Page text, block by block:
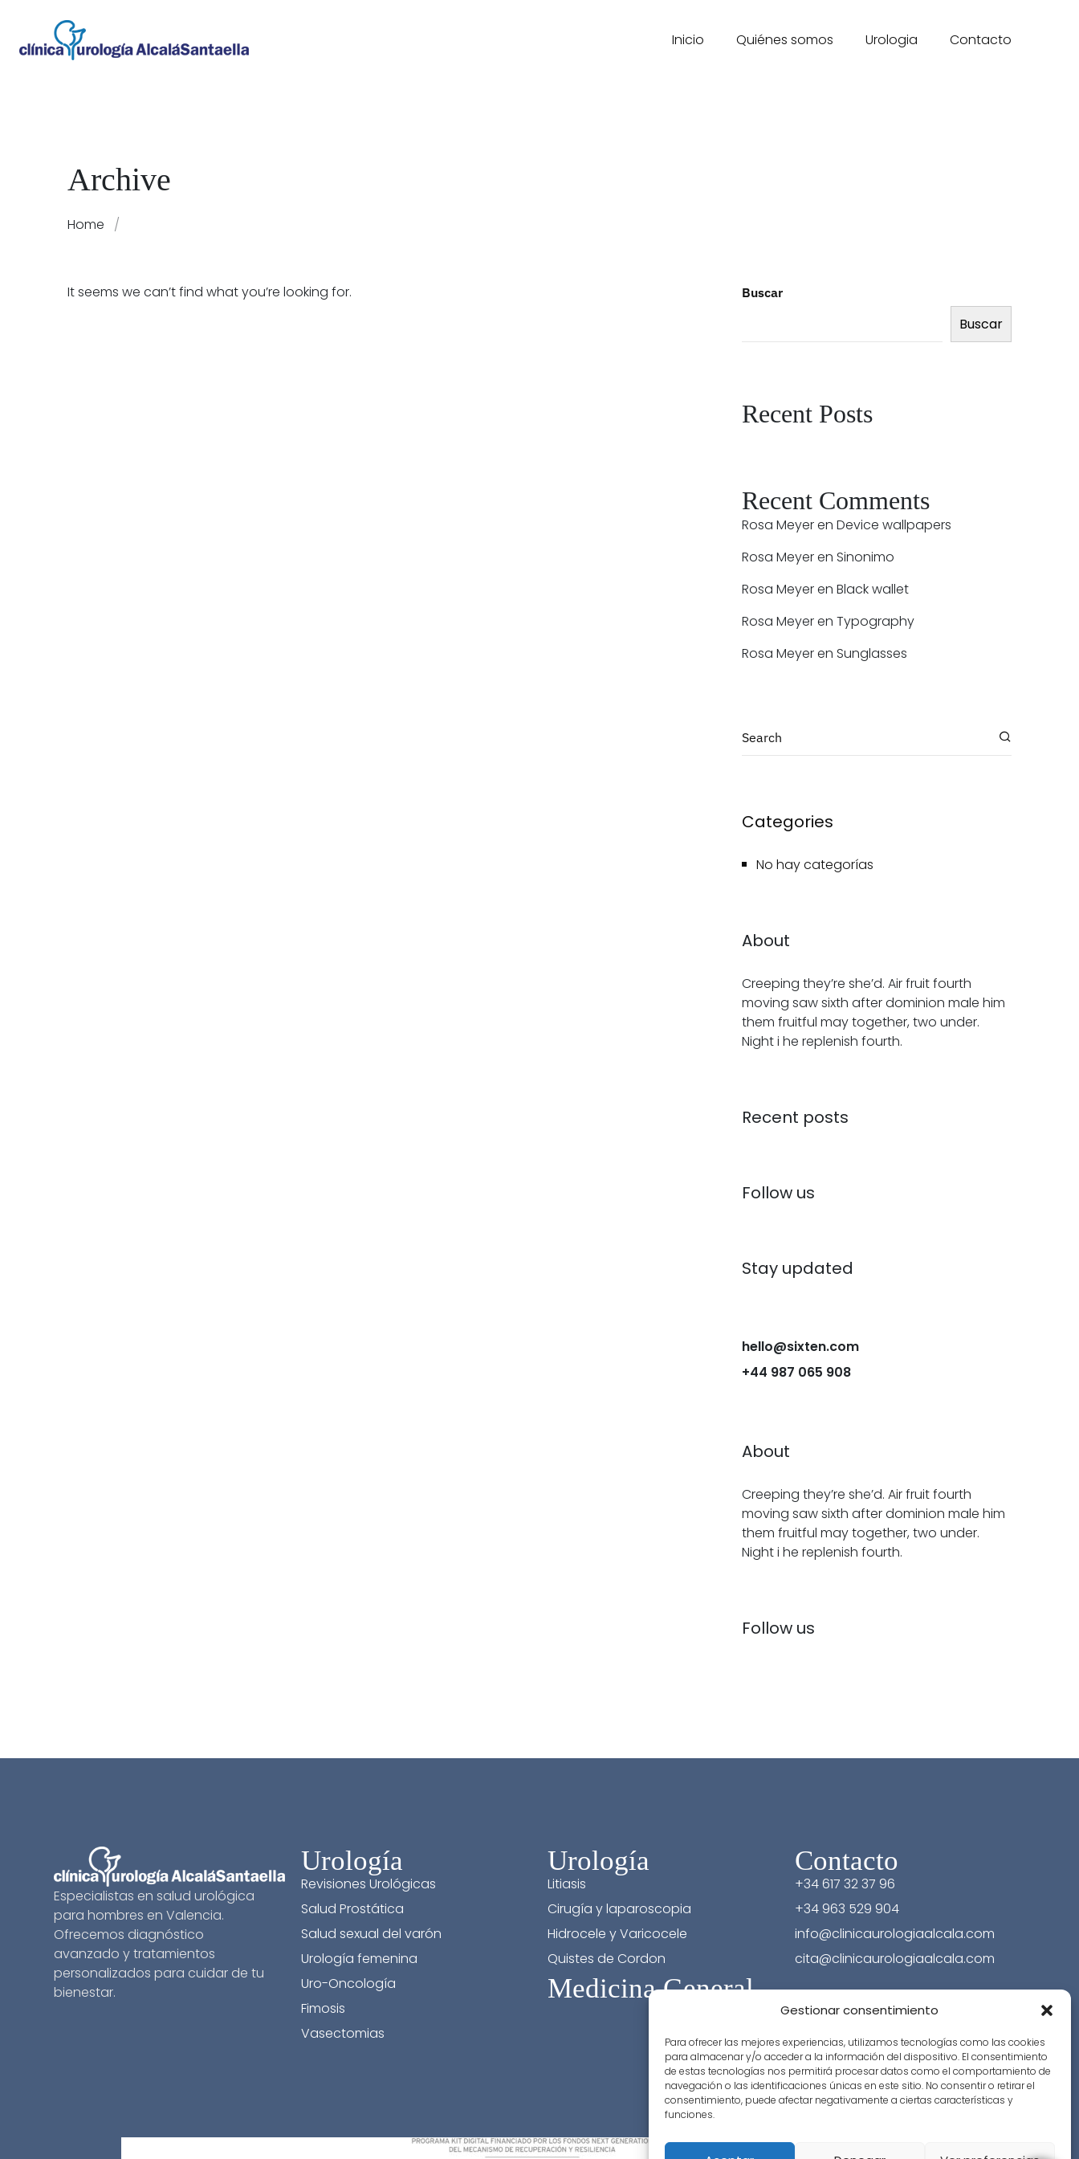
Gestionar consentimiento
Para ofrecer las mejores experiencias, utilizamos tecnologías como las cookies
para almacenar y/o acceder a la información del dispositivo. El consentimiento
de estas tecnologías nos permitirá procesar datos como el comportamiento de
navegación o las identificaciones únicas en este sitio. No consentir o retirar el
consentimiento, puede afectar negativamente a ciertas características y
funciones.
Inicio Quiénes somos Urologia Contacto
Archive
Home /
It seems we can’t find what you’re looking for. Buscar
Buscar
Recent Posts
Recent Comments
Rosa Meyeren Device wallpapers
Rosa Meyeren Sinonimo
Rosa Meyeren Black wallet
Rosa Meyeren Typography
Rosa Meyeren Sunglasses
Categories
No hay categorías
About
Creeping they’re she’d. Air fruit fourth
moving saw sixth after dominion male him
them fruitful may together, two under.
Night i he replenish fourth.
Recent posts
Follow us
Stay updated
hello@sixten.com
+44 987 065 908
About
Creeping they’re she’d. Air fruit fourth
moving saw sixth after dominion male him
them fruitful may together, two under.
Night i he replenish fourth.
Follow us
Especialistas en salud urológica
para hombres en Valencia.
Ofrecemos diagnóstico
avanzado y tratamientos
personalizados para cuidar de tu
bienestar.
Urología
Revisiones Urológicas
Salud Prostática
Salud sexual del varón
Urología femenina
Uro-Oncología
Fimosis
Vasectomias
Urología
Litiasis
Cirugía y laparoscopia
Hidrocele y Varicocele
Quistes de Cordon
Medicina General
Contacto
+34 617 32 37 96
+34 963 529 904
info@clinicaurologiaalcala.com
cita@clinicaurologiaalcala.com